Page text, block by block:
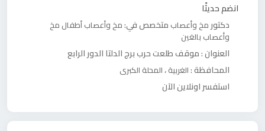
انضم حديثًا
دكتور مخ وأعصاب متخصص في:مخ وأعصاب أطفال مخ
وأعصاب بالغين
العنوان :موقف طلعت حرب برج الدلتا الدور الرابع
المحافظة :الغربية،المحلة الكبرى
استفسر اونلاين الآن